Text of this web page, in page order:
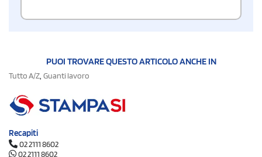
PUOI TROVARE QUESTO ARTICOLO ANCHE IN
Tutto A/Z, Guanti lavoro
Recapiti
02 2111 8602
02 2111 8602